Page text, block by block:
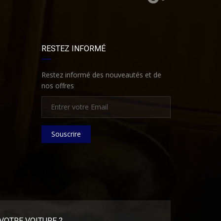
RESTEZ INFORMÉ
Restez informé des nouveautés et de
nos offres
Souscrire